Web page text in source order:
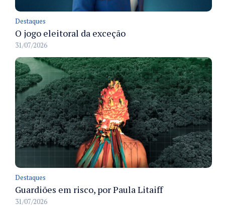
Destaques
O jogo eleitoral da exceção
31/07/2026
Destaques
Guardiões em risco, por Paula Litaiff
31/07/2026